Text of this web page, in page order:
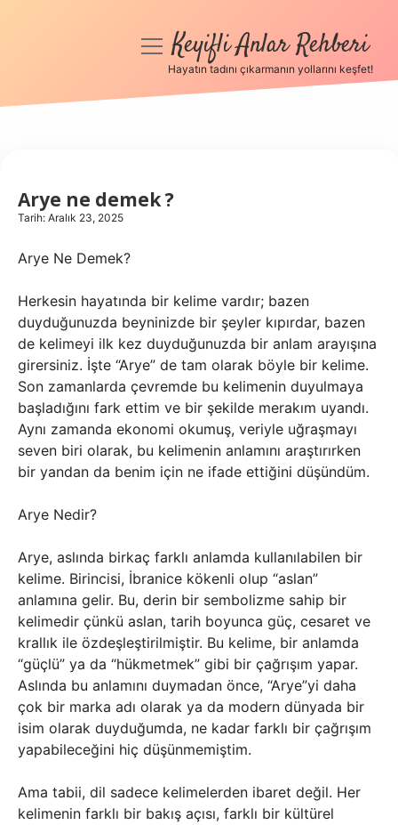
Anasayfa
Hakkımızda
menüyüKeyifli Anlar Rehberi
Hayatın tadını çıkarmanın yollarını keşfet!
Arye ne demek ?
Tarih: Aralık 23, 2025
Arye Ne Demek?
Herkesin hayatında bir kelime vardır; bazen
duyduğunuzda beyninizde bir şeyler kıpırdar, bazen
de kelimeyi ilk kez duyduğunuzda bir anlam arayışına
girersiniz. İşte “Arye” de tam olarak böyle bir kelime.
Son zamanlarda çevremde bu kelimenin duyulmaya
başladığını fark ettim ve bir şekilde merakım uyandı.
Aynı zamanda ekonomi okumuş, veriyle uğraşmayı
seven biri olarak, bu kelimenin anlamını araştırırken
bir yandan da benim için ne ifade ettiğini düşündüm.
Arye Nedir?
Arye, aslında birkaç farklı anlamda kullanılabilen bir
kelime. Birincisi, İbranice kökenli olup “aslan”
anlamına gelir. Bu, derin bir sembolizme sahip bir
kelimedir çünkü aslan, tarih boyunca güç, cesaret ve
krallık ile özdeşleştirilmiştir. Bu kelime, bir anlamda
“güçlü” ya da “hükmetmek” gibi bir çağrışım yapar.
Aslında bu anlamını duymadan önce, “Arye”yi daha
çok bir marka adı olarak ya da modern dünyada bir
isim olarak duyduğumda, ne kadar farklı bir çağrışım
yapabileceğini hiç düşünmemiştim.
Ama tabii, dil sadece kelimelerden ibaret değil. Her
kelimenin farklı bir bakış açısı, farklı bir kültürel